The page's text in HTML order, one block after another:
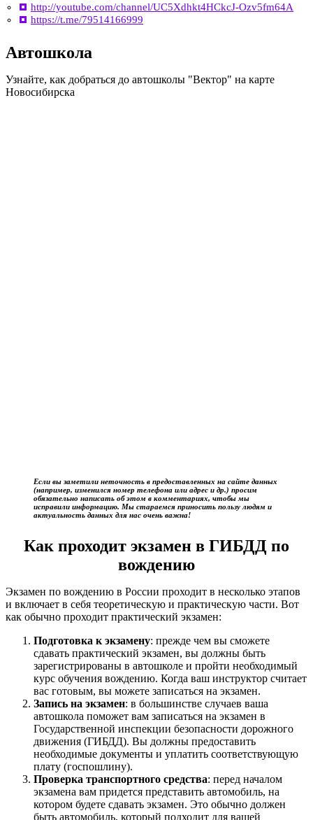
http://youtube.com/channel/UC5Xdhkt4HCkcJ-Ozv5fm64A
https://t.me/79514166999
Автошкола
Узнайте, как добраться до автошколы "Вектор" на карте
Новосибирска
Если вы заметили неточность в предоставленных на сайте данных
(например, изменился номер телефона или адрес и др.) просим
обязательно написать об этом в комментариях, чтобы мы
исправили информацию. Мы стараемся приносить пользу людям и
актуальность данных для нас очень важна!
Как проходит экзамен в ГИБДД по
вождению
Экзамен по вождению в России проходит в несколько этапов
и включает в себя теоретическую и практическую части. Вот
как обычно проходит практический экзамен:
Подготовка к экзамену: прежде чем вы сможете
сдавать практический экзамен, вы должны быть
зарегистрированы в автошколе и пройти необходимый
курс обучения вождению. Когда ваш инструктор считает
вас готовым, вы можете записаться на экзамен.
Запись на экзамен: в большинстве случаев ваша
автошкола поможет вам записаться на экзамен в
Государственной инспекции безопасности дорожного
движения (ГИБДД). Вы должны предоставить
необходимые документы и уплатить соответствующую
плату (госпошлину).
Проверка транспортного средства: перед началом
экзамена вам придется представить автомобиль, на
котором будете сдавать экзамен. Это обычно должен
быть автомобиль, который подходит для вашей